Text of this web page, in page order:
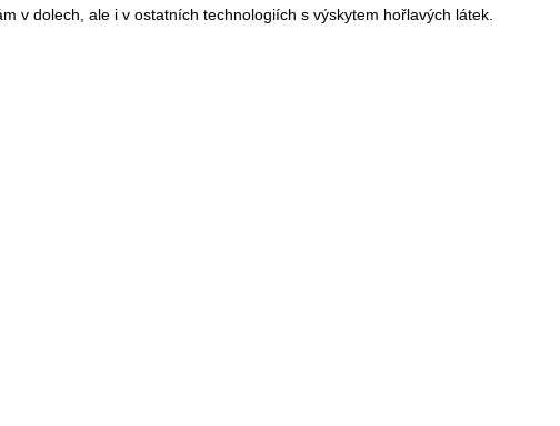
v dolech, ale i v ostatních technologiích s výskytem hořlavých látek.